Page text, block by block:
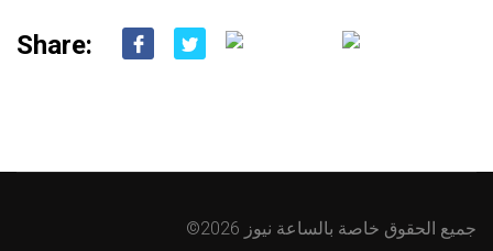
Share:
© 2026 جميع الحقوق خاصة بالساعة نيوز